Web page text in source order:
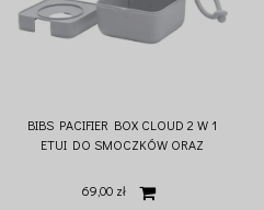
BIBS PACIFIER BOX CLOUD 2 W 1
ETUI DO SMOCZKÓW ORAZ
SMOCZKÓW
69,00 zł